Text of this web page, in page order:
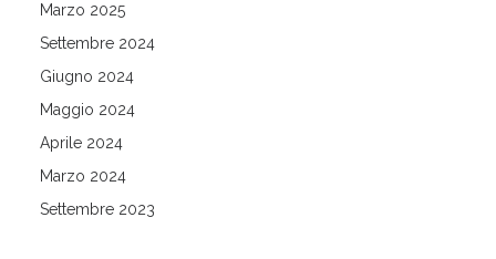
Marzo 2025
Settembre 2024
Giugno 2024
Maggio 2024
Aprile 2024
Marzo 2024
Settembre 2023